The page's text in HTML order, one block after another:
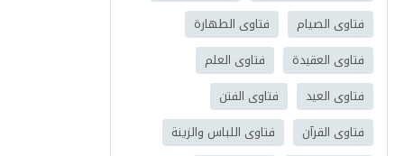
فتاوى الصيام
فتاوى الطهارة
فتاوى العقيدة
فتاوى العلم
فتاوى العيد
فتاوى الفتن
فتاوى القرآن
فتاوى اللباس والزينة